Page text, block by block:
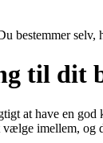
bestemmer selv,
til dit
at have en
imellem,